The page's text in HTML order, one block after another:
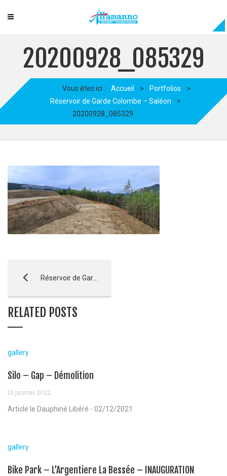
20200928_085329
Vous êtes ici : Accueil > Portfolios
>
Réservoir de Garde Colombe – Saléon
>
20200928_085329
Réservoir de Garde Colombe – Saléon
RELATED POSTS
gallery
Silo – Gap – Démolition
10 janvier 2022
Article le Dauphiné Libéré - 02/12/2021
gallery
Bike Park – L’Argentiere La Bessée – INAUGURATION